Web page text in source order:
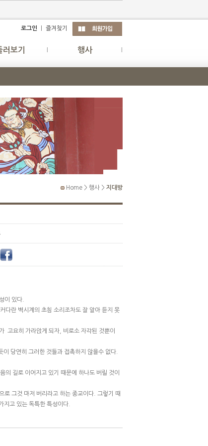
로그인 즐겨찾기
러보기 행사
Home > 행사 > 지대방
이 있다.
다란 벽시계의 초침 소리조차도 잘 알아 듣지 못
고요히 가라앉게 되자, 비로소 자각된 것뿐이
당연히 그러한 것들과 접촉하지 않을수 없다.
길로 이어지고 있기 때문에 하나도 버릴 것이
로 그것 마저 버리라고 하는 종교이다. 그렇기 때
지고 있는 독특한 특성이다.